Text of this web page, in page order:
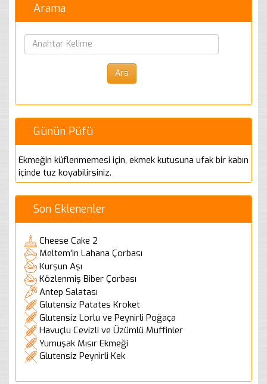
Arama
Günün Püfü
Ekmeğin küflenmemesi için, ekmek kutusuna ufak bir kabın
içinde tuz koyabilirsiniz.
Son Eklenenler
Cheese Cake 2
Meltem'in Lahana Çorbası
Kurşun Aşı
Közlenmiş Biber Çorbası
Antep Salatası
Glutensiz Patates Kroket
Glutensiz Lorlu ve Peynirli Poğaça
Havuçlu Cevizli ve Üzümlü Muffinler
Yumuşak Mısır Ekmeği
Glutensiz Peynirli Kek